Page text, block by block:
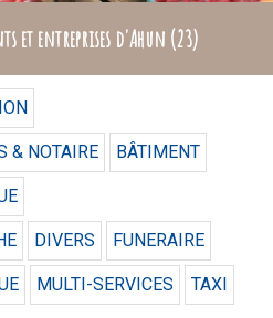
et entreprises d'Ahun (23)
& NOTAIRE BÂTIMENT
DIVERS FUNERAIRE
MULTI-SERVICES TAXI